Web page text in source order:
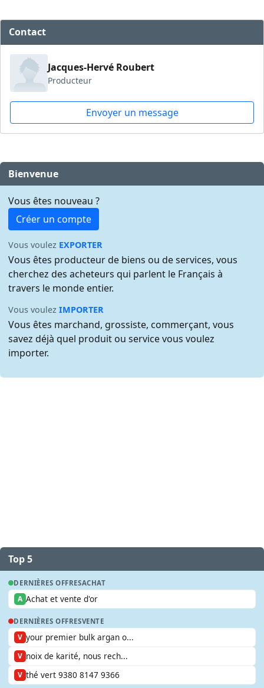
Contact
Jacques-Hervé Roubert
Producteur
Envoyer un message
Bienvenue
Vous êtes nouveau ?
Créer un compte
Vous voulez EXPORTER
Vous êtes producteur de biens ou de services, vous
cherchez des acheteurs qui parlent le Français à
travers le monde entier.
Vous voulezIMPORTER
Vous êtes marchand, grossiste, commerçant, vous
savez déjà quel produit ou service vous voulez
importer.
Top 5
DERNIÈRES OFFRESACHAT
A Achat et vente d'or
DERNIÈRES OFFRESVENTE
V your premier bulk argan o...
V noix de karité, nous rech...
V thé vert 9380 8147 9366